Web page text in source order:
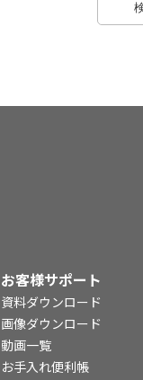
お客様サポート
資料ダウンロード
画像ダウンロード
動画一覧
お手入れ便利帳